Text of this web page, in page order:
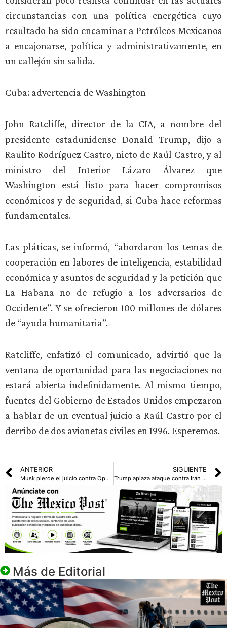
circunstancias con una política energética cuyo
resultado ha sido encaminar a Petróleos Mexicanos
a encajonarse, política y administrativamente, en
un callejón sin salida.
Cuba: advertencia de Washington
John Ratcliffe, director de la CIA, a nombre del
presidente estadunidense Donald Trump, dijo a
Raulito Rodríguez Castro, nieto de Raúl Castro, y al
ministro del Interior Lázaro Álvarez que
Washington está listo para hacer compromisos
económicos y de seguridad, si Cuba hace reformas
fundamentales.
Las pláticas, se informó, “abordaron los temas de
cooperación en labores de inteligencia, estabilidad
económica y asuntos de seguridad y la petición que
La Habana no de refugio a los adversarios de
Occidente”. Y se ofrecieron 100 millones de dólares
de “ayuda humanitaria”.
Ratcliffe, enfatizó el comunicado, advirtió que la
ventana de oportunidad para las negociaciones no
estará abierta indefinidamente. Al mismo tiempo,
fuentes del Gobierno de Estados Unidos empezaron
a hablar de un eventual juicio a Raúl Castro por el
derribo de dos avionetas civiles en 1996. Esperemos.
ANTERIOR
Musk pierde el juicio contra OpenAI; demandó demasiado tarde
SIGUIENTE
Trump aplaza ataque contra Irán tras presión diplomática de aliados árabes
Más de Editorial